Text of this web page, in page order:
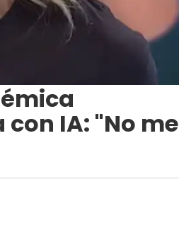
IA: "No me